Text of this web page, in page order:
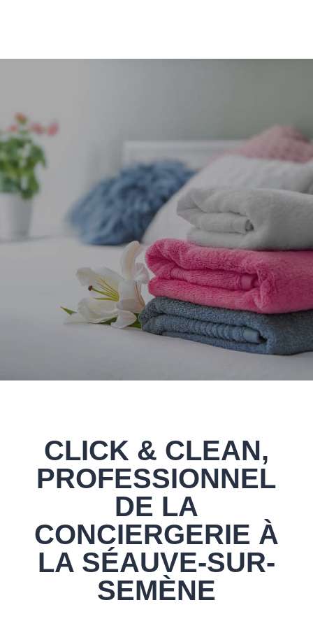
CLICK & CLEAN,
PROFESSIONNEL
DE LA
CONCIERGERIE À
LA SÉAUVE-SUR-
SEMÈNE